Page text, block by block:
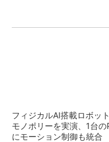
フィジカルAI搭載ロボッ
モノポリーを実演、1台の
にモーション制御も統合